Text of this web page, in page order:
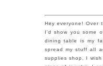
Hey everyone ! Over
I'd show you some
dining table is my fa
spread my stuff all
supplies shop, I